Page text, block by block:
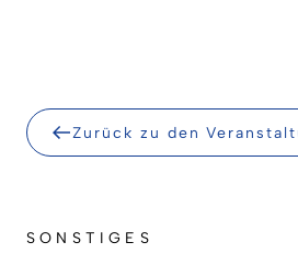
Zurück zu den
SONSTIGES